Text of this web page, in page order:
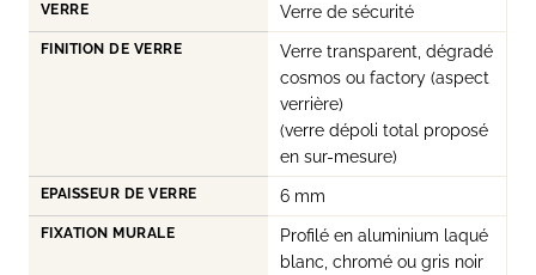
VERRE Verre de sécurité
FINITION DE VERRE
Verre transparent, dégradé
cosmos ou factory (aspect
verrière)
(verre dépoli total proposé
en sur-mesure)
EPAISSEUR DE VERRE 6 mm
FIXATION MURALE
Profilé en aluminium laqué
blanc, chromé ou gris noir